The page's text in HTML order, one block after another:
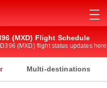
(MXD) Flight Schedule
(MXD) flight status updates here
Multi-destinations